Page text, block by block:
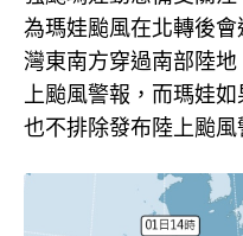
為瑪娃颱風在北轉後
灣東南方穿過南部陸
上颱風警報，而瑪娃如
也不排除發布陸上颱風